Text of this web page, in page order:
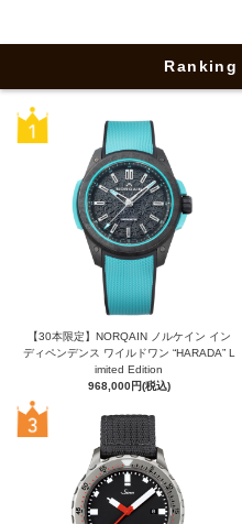
Ranking
【30本限定】NORQAIN ノルケイン イン
ディペンデンス ワイルドワン “HARADA” L
imited Edition
968,000円(税込)